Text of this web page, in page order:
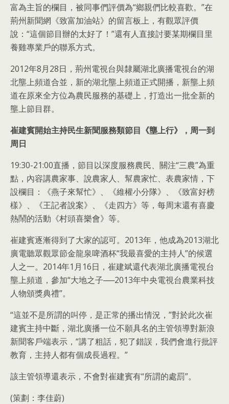
富為主旨的欄目，被同事們評價為“鄉親們比較喜歡。”在
荊州新聞網《致富加油站》的留言板上，有觀眾評價
說：“這個節目辦的太好了！”還有人直接討要某期欄目里
養雞專業戶的聯系方式。
2012年8月28日，荊州電視台與隸屬湖北廣播電視台的湖
北壟上頻道合並，新的湖北壟上頻道正式開播，新壟上頻
道在原來全方位為農民服務的基礎上，打造出一批全新的
壟上節目群。
崔建賓開始主持民生新聞服務類節目《壟上行》，周一到
周日
19:30-21:00直播，節目以深度服務農民、關注“三農”為重
點，內容講農家事、說農家人、幫農家忙、表農家情，下
設欄目：《燕子來幫忙》、《維權小分隊》、《致富好榜
樣》、《王記者說案》、《走四方》等，每周末還有喜慶
熱鬧的活動《村頭喜樂會》等。
崔建賓逐漸得到了大家的認可。2013年，他成為2013湖北
廣電聽眾觀眾節金龍泉啤酒杯“我最喜愛的主持人”的候選
人之一。2014年1月16日，崔建斌還代表湖北廣播電視台
壟上頻道，參加“大地之子──2013年中央電視台農業科技
人物頒獎典禮”。
“這並不是所謂的叫停，是正常的播出情況，”對於此次崔
建賓主持中斷，湖北廣播一位不願具名的主管領導對新浪
新聞客戶端表示，“講了粗話，犯了錯誤，我們會進行批評
教育，主持人都有個成長過程。”
該主管領導還表示，不會對崔建賓有“所謂的處罰”。
(策劃：李佳蔚)